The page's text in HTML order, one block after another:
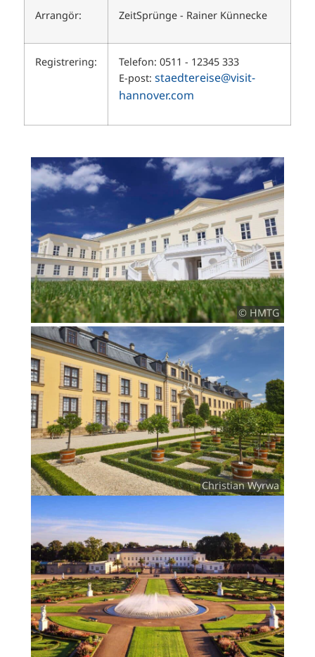
Arrangör: ZeitSprünge - Rainer Künnecke
Registrering:
Telefon: 0511 - 12345 333
E-post: staedtereise@visit-
hannover.com
© HMTG
Christian Wyrwa